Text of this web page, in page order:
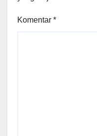
Komentar *